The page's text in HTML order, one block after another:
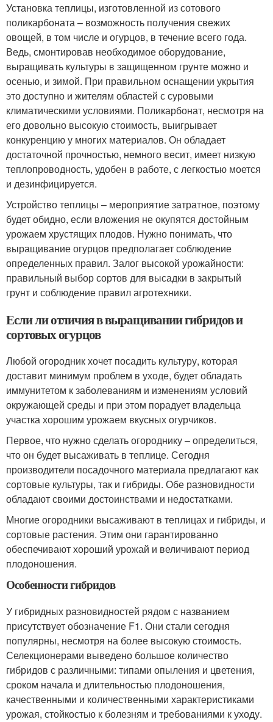
Установка теплицы, изготовленной из сотового
поликарбоната – возможность получения свежих
овощей, в том числе и огурцов, в течение всего года.
Ведь, смонтировав необходимое оборудование,
выращивать культуры в защищенном грунте можно и
осенью, и зимой. При правильном оснащении укрытия
это доступно и жителям областей с суровыми
климатическими условиями. Поликарбонат, несмотря на
его довольно высокую стоимость, выигрывает
конкуренцию у многих материалов. Он обладает
достаточной прочностью, немного весит, имеет низкую
теплопроводность, удобен в работе, с легкостью моется
и дезинфицируется.
Устройство теплицы – мероприятие затратное, поэтому
будет обидно, если вложения не окупятся достойным
урожаем хрустящих плодов. Нужно понимать, что
выращивание огурцов предполагает соблюдение
определенных правил. Залог высокой урожайности:
правильный выбор сортов для высадки в закрытый
грунт и соблюдение правил агротехники.
Если ли отличия в выращивании гибридов и
сортовых огурцов
Любой огородник хочет посадить культуру, которая
доставит минимум проблем в уходе, будет обладать
иммунитетом к заболеваниям и изменениям условий
окружающей среды и при этом порадует владельца
участка хорошим урожаем вкусных огурчиков.
Первое, что нужно сделать огороднику – определиться,
что он будет высаживать в теплице. Сегодня
производители посадочного материала предлагают как
сортовые культуры, так и гибриды. Обе разновидности
обладают своими достоинствами и недостатками.
Многие огородники высаживают в теплицах и гибриды, и
сортовые растения. Этим они гарантированно
обеспечивают хороший урожай и величивают период
плодоношения.
Особенности гибридов
У гибридных разновидностей рядом с названием
присутствует обозначение F1. Они стали сегодня
популярны, несмотря на более высокую стоимость.
Селекционерами выведено большое количество
гибридов с различными: типами опыления и цветения,
сроком начала и длительностью плодоношения,
качественными и количественными характеристиками
урожая, стойкостью к болезням и требованиями к уходу.